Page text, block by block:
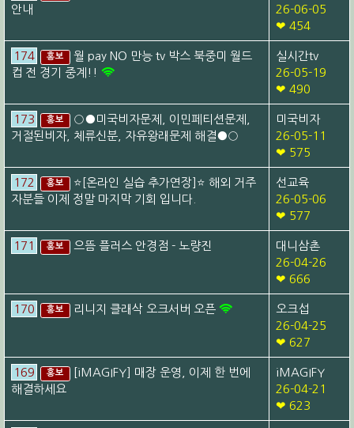
안내
26-06-05
❤ 454
174 홍보
월 pay NO 만능 tv 박스 북중미 월드
컵 전 경기 중계!!
실시간tv
26-05-19
❤ 490
173 홍보
○●미국비자문제, 이민페티션문제,
거절된비자, 체류신분, 자유왕래문제 해결●○
미국비자
26-05-11
❤ 575
172 홍보
⭐[온라인 실습 추가연장]⭐ 해외 거주
자분들 이제 정말 마지막 기회 입니다.
선교육
26-05-06
❤ 577
171 홍보 으뜸 플러스 안경점 - 노량진
대니삼촌
26-04-26
❤ 666
170 홍보 리니지 클래삭 오크서버 오픈
오크섭
26-04-25
❤ 627
169 홍보
[iMAGIFY] 매장 운영, 이제 한 번에
해결하세요
iMAGIFY
26-04-21
❤ 623